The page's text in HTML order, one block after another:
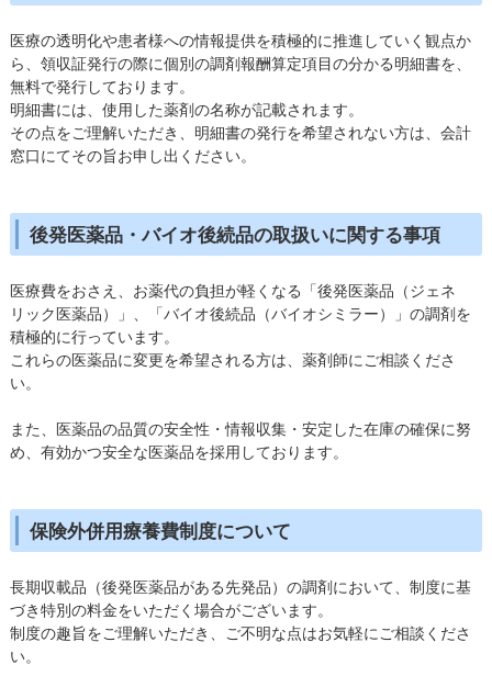
医療の透明化や患者様への情報提供を積極的に推進していく観点か
ら、領収証発行の際に個別の調剤報酬算定項目の分かる明細書を、
無料で発行しております。
明細書には、使用した薬剤の名称が記載されます。
その点をご理解いただき、明細書の発行を希望されない方は、会計
窓口にてその旨お申し出ください。
後発医薬品・バイオ後続品の取扱いに関する事項
医療費をおさえ、お薬代の負担が軽くなる「後発医薬品（ジェネ
リック医薬品）」、「バイオ後続品（バイオシミラー）」の調剤を
積極的に行っています。
これらの医薬品に変更を希望される方は、薬剤師にご相談くださ
い。
また、医薬品の品質の安全性・情報収集・安定した在庫の確保に努
め、有効かつ安全な医薬品を採用しております。
保険外併用療養費制度について
長期収載品（後発医薬品がある先発品）の調剤において、制度に基
づき特別の料金をいただく場合がございます。
制度の趣旨をご理解いただき、ご不明な点はお気軽にご相談くださ
い。